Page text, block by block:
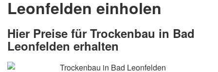
Leonfelden einholen
Hier Preise für Trockenbau in Bad
Leonfelden erhalten